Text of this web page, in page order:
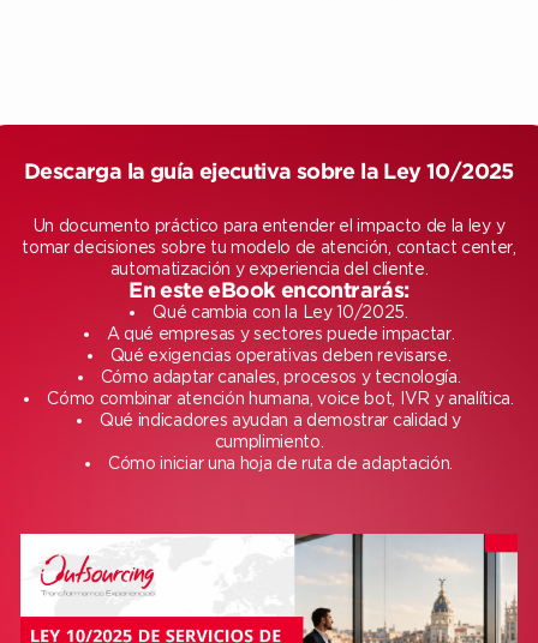
Descarga la guía ejecutiva sobre la Ley 10/2025
Un documento práctico para entender el impacto de la ley y
tomar decisiones sobre tu modelo de atención, contact center,
automatización y experiencia del cliente.
En este eBook encontrarás:
Qué cambia con la Ley 10/2025.
A qué empresas y sectores puede impactar.
Qué exigencias operativas deben revisarse.
Cómo adaptar canales, procesos y tecnología.
Cómo combinar atención humana, voice bot, IVR y analítica.
Qué indicadores ayudan a demostrar calidad y
cumplimiento.
Cómo iniciar una hoja de ruta de adaptación.